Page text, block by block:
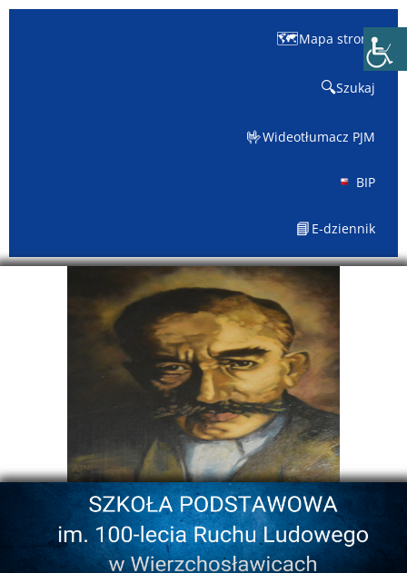
🗺️Mapa strony
🔍Szukaj
🤟Wideotłumacz PJM
BIP
📘 E-dziennik